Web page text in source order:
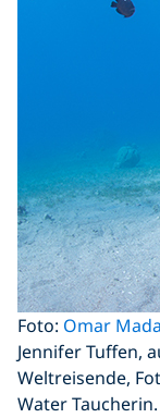
Foto: Omar
Jennifer Tuffen,
Weltreisende,
Water Taucherin.